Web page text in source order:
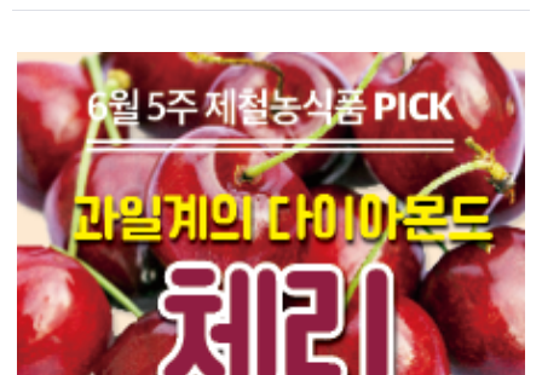
영양소가 풍부할 뿐만 아니라,칼륨 함량이 높아 체내 염분을
밖으로 배출해다이어